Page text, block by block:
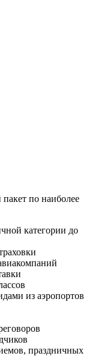
по наиболее
категории до
из аэропортов
праздничных